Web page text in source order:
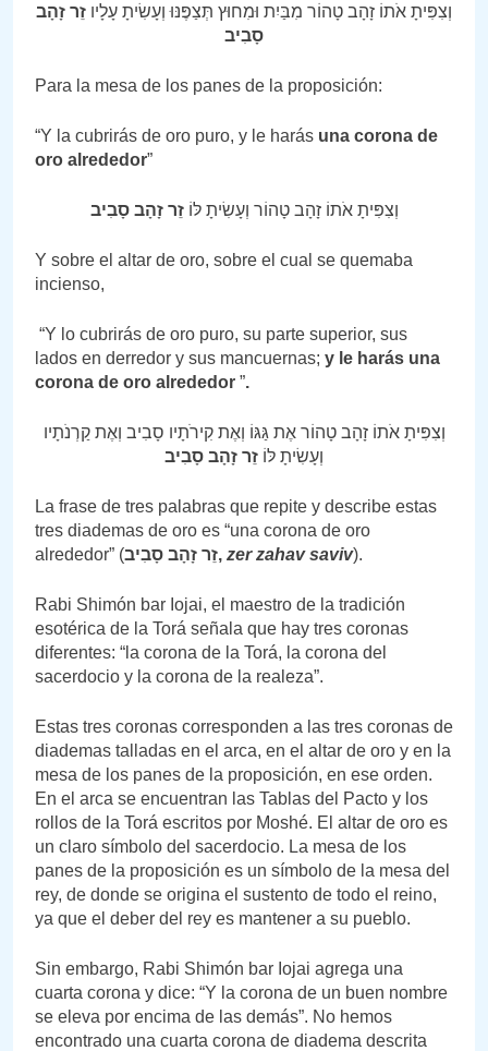
וְצִפִּיתָ אֹתוֹ זָהָב טָהוֹר מִבַּיִת וּמִחוּץ תְּצַפֶּנּוּ וְעָשִׂיתָ עָלָיו זֵר זָהָב
סָבִיב
Para la mesa de los panes de la proposición:
“Y la cubrirás de oro puro, y le harás una corona de
oro alrededor”
וְצִפִּיתָ אֹתוֹ זָהָב טָהוֹר וְעָשִׂיתָ לּוֹ זֵר זָהָב סָבִיב
Y sobre el altar de oro, sobre el cual se quemaba
incienso,
“Y lo cubrirás de oro puro, su parte superior, sus
lados en derredor y sus mancuernas; y le harás una
corona de oro alrededor ”.
וְצִפִּיתָ אֹתוֹ זָהָב טָהוֹר אֶת גַּגּוֹ וְאֶת קִירֹתָיו סָבִיב וְאֶת קַרְנֹתָיו
וְעָשִׂיתָ לּוֹ זֵר זָהָב סָבִיב
La frase de tres palabras que repite y describe estas
tres diademas de oro es “una corona de oro
alrededor” (
זֵר זָהָב סָבִיב, zer zahav saviv).
Rabi Shimón bar Iojai, el maestro de la tradición
esotérica de la Torá señala que hay tres coronas
diferentes: “la corona de la Torá, la corona del
sacerdocio y la corona de la realeza”.
Estas tres coronas corresponden a las tres coronas de
diademas talladas en el arca, en el altar de oro y en la
mesa de los panes de la proposición, en ese orden.
En el arca se encuentran las Tablas del Pacto y los
rollos de la Torá escritos por Moshé. El altar de oro es
un claro símbolo del sacerdocio. La mesa de los
panes de la proposición es un símbolo de la mesa del
rey, de donde se origina el sustento de todo el reino,
ya que el deber del rey es mantener a su pueblo.
Sin embargo, Rabi Shimón bar Iojai agrega una
cuarta corona y dice: “Y la corona de un buen nombre
se eleva por encima de las demás”. No hemos
encontrado una cuarta corona de diadema descrita